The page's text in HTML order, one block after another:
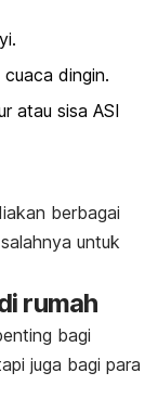
dingin.
atau sisa ASI
berbagai
untuk
rumah
bagi
juga bagi para